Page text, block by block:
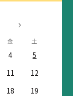
金 土
4
5
11
12
18
19